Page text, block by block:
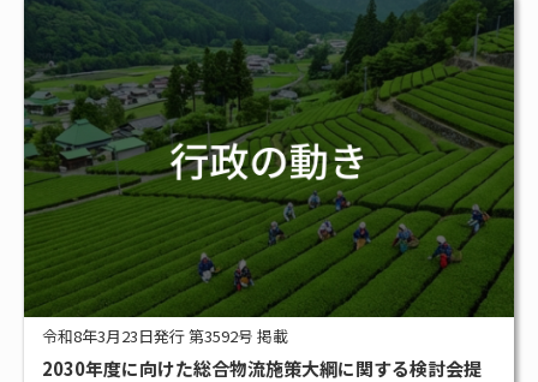
令和8年3月23日発行 第3592号 掲載
2030年度に向けた総合物流施策大綱に関する検討会提